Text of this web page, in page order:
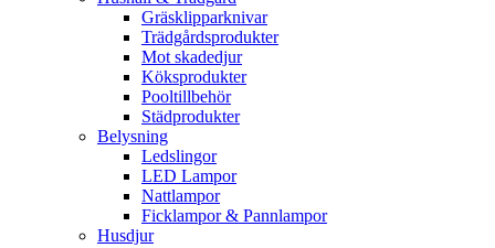
Gräsklipparknivar
Trädgårdsprodukter
Mot skadedjur
Köksprodukter
Pooltillbehör
Städprodukter
Belysning
Ledslingor
LED Lampor
Nattlampor
Ficklampor & Pannlampor
Husdjur